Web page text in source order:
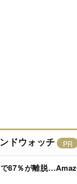
ドウォッチ
で87％が離脱